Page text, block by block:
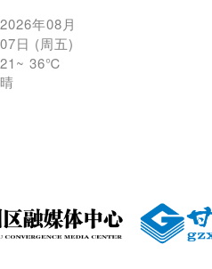
2026年08月
07日 (周五)
21~ 36℃
晴